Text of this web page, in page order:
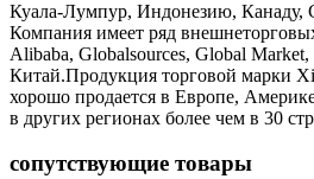
Куала-Лумпур, Индонезию, Канаду,
Компания имеет ряд
Alibaba, Globalsources, Global
Китай.Продукция торговой марки
хорошо продается в Европе,
в других регионах более чем в 30
сопутствующие товары